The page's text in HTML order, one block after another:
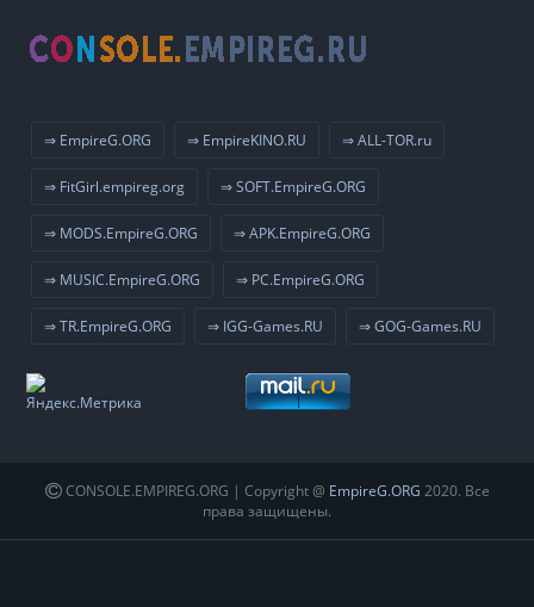
⇒ EmpireG.ORG ⇒ EmpireKINO.RU ⇒ ALL-TOR.ru
⇒ FitGirl.empireg.org ⇒ SOFT.EmpireG.ORG
⇒ MODS.EmpireG.ORG ⇒ APK.EmpireG.ORG
⇒ MUSIC.EmpireG.ORG ⇒ PC.EmpireG.ORG
⇒ TR.EmpireG.ORG ⇒ IGG-Games.RU ⇒ GOG-Games.RU
CONSOLE.EMPIREG.ORG | Copyright @ EmpireG.ORG 2020. Все
права защищены.